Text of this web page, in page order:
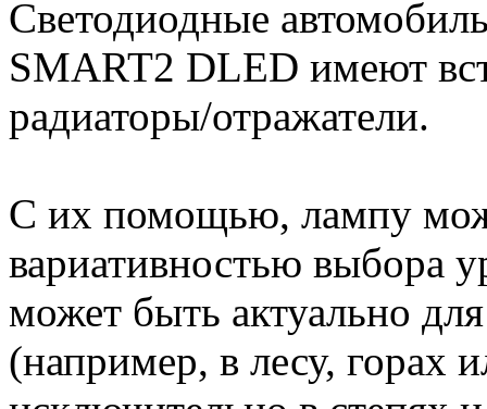
Светодиодные
SMART2 DLED имеют
радиаторы/отражатели.
С их помощью, лампу
вариативностью выбора
может быть актуально
(например, в лесу, горах